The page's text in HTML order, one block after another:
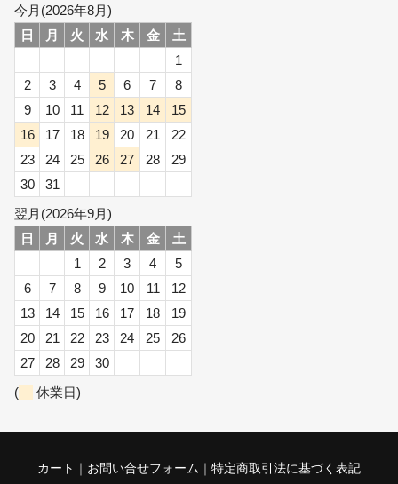
今月(2026年8月)
日
月 火 水 木 金
土
1
2
3 4 5 6 7
8
9
10 11 12 13 14
15
16
17 18 19 20 21
22
23
24 25 26 27 28
29
30
31
翌月(2026年9月)
日
月 火 水 木 金
土
1
2 3 4
5
6
7 8 9 10 11
12
13
14 15 16 17 18
19
20
21 22 23 24 25
26
27
28 29
30
(
休業日)
カート お問い合せフォーム 特定商取引法に基づく表記